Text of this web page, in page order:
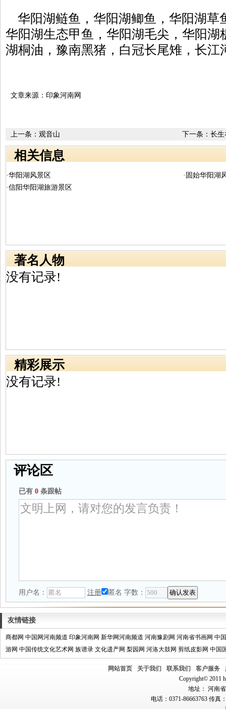
华阳湖鲢鱼，华阳湖鲫鱼，华阳湖草
华阳湖生态甲鱼，华阳湖毛尖，华阳湖
湖桐油，豫南黑猪，白冠长尾雉，长江
文章来源：印象河南网
下一条： 长生
上一条： 观音山
相关信息
·华阳湖风景区
·固始华阳湖
·信阳华阳湖旅游景区
著名人物
没有记录!
精彩展示
没有记录!
评论区
已有 0 条跟帖
用户名： 注册 匿名 字数：
友情链接
商都网 中国网河南频道 印象河南网 新华网河南频道 河南豫剧网 河南省书画网 中
游网 中国传统文化艺术网 族谱录 文化遗产网 梨园网 河洛大鼓网 剪纸皮影网 中国
网站首页 关于我们 联系我们 客户服务
Copyright© 2011
地址： 河南
电话：0371-86663763 传真